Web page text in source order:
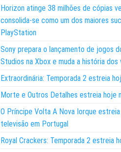
Horizon atinge 38 milhões de cópias
consolida-se como um dos maiores
PlayStation
Sony prepara o lançamento de jogos
Studios na Xbox e muda a história dos
Extraordinária: Temporada 2 estreia
Morte e Outros Detalhes estreia hoje
O Príncipe Volta A Nova Iorque
televisão em Portugal
Royal Crackers: Temporada 2 estreia